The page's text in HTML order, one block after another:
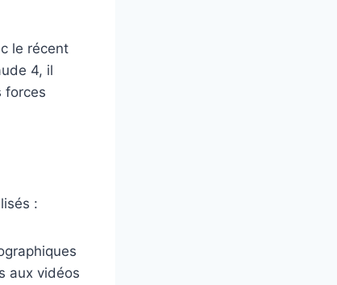
le récent
4, il
forces
:
aux vidéos